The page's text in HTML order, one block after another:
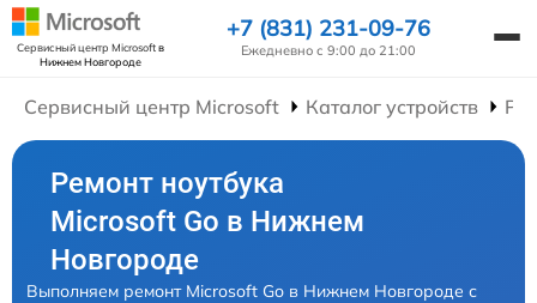
Сервисный центр Microsoftв
Нижнем Новгороде
+7 (831) 231-09-76
Ежедневно с 9:00 до 21:00
Сервисный центр Microsoft Каталог устройств
Ремонт ноутбука
Microsoft Go в Нижнем
Новгороде
Выполняем ремонт Microsoft Go в Нижнем Новгороде с